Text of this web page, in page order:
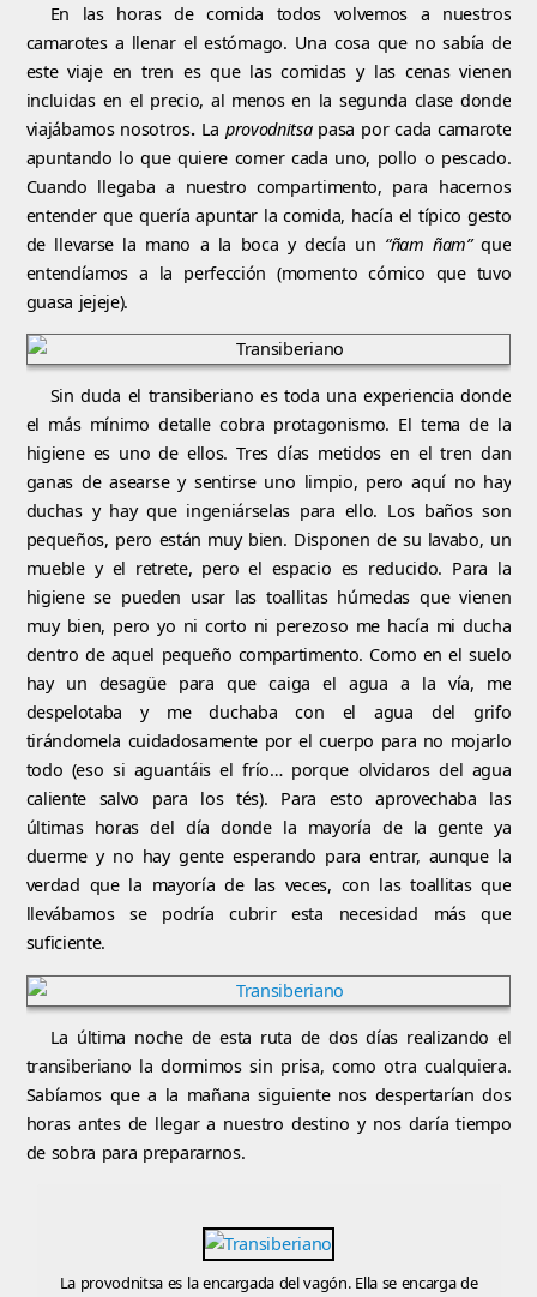
En las horas de comida todos volvemos a nuestros
camarotes a llenar el estómago. Una cosa que no sabía de
este viaje en tren es que las comidas y las cenas vienen
incluidas en el precio, al menos en la segunda clase donde
viajábamos nosotros.La provodnitsapasa por cada camarote
apuntando lo que quiere comer cada uno, pollo o pescado.
Cuando llegaba a nuestro compartimento, para hacernos
entender que quería apuntar la comida, hacía el típico gesto
de llevarse la mano a la boca y decía un “ñam ñam”que
entendíamos a la perfección (momento cómico que tuvo
guasa jejeje).
Sin duda el transiberiano es toda una experiencia donde
el más mínimo detalle cobra protagonismo. El tema de la
higiene es uno de ellos. Tres días metidos en el tren dan
ganas de asearse y sentirse uno limpio, pero aquí no hay
duchas y hay que ingeniárselas para ello. Los baños son
pequeños, pero están muy bien. Disponen de su lavabo, un
mueble y el retrete, pero el espacio es reducido. Para la
higiene se pueden usar las toallitas húmedas que vienen
muy bien, pero yo ni corto ni perezoso me hacía mi ducha
dentro de aquel pequeño compartimento. Como en el suelo
hay un desagüe para que caiga el agua a la vía, me
despelotaba y me duchaba con el agua del grifo
tirándomela cuidadosamente por el cuerpo para no mojarlo
todo (eso si aguantáis el frío… porque olvidaros del agua
caliente salvo para los tés). Para esto aprovechaba las
últimas horas del día donde la mayoría de la gente ya
duerme y no hay gente esperando para entrar, aunque la
verdad que la mayoría de las veces, con las toallitas que
llevábamos se podría cubrir esta necesidad más que
suficiente.
La última noche de esta ruta de dos días realizando el
transiberiano la dormimos sin prisa, como otra cualquiera.
Sabíamos que a la mañana siguiente nos despertarían dos
horas antes de llegar a nuestro destino y nos daría tiempo
de sobra para prepararnos.
La provodnitsa es la encargada del vagón. Ella se encarga de